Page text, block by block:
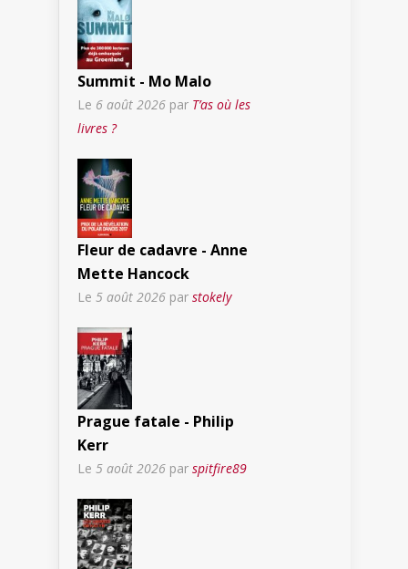
Summit - Mo Malo
Le 6 août 2026 par T’as où les
livres ?
Fleur de cadavre - Anne
Mette Hancock
Le 5 août 2026 par stokely
Prague fatale - Philip
Kerr
Le 5 août 2026 par spitfire89